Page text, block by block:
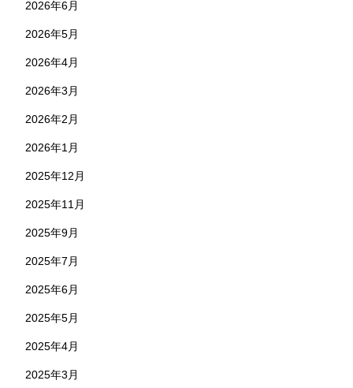
2026年6月
2026年5月
2026年4月
2026年3月
2026年2月
2026年1月
2025年12月
2025年11月
2025年9月
2025年7月
2025年6月
2025年5月
2025年4月
2025年3月